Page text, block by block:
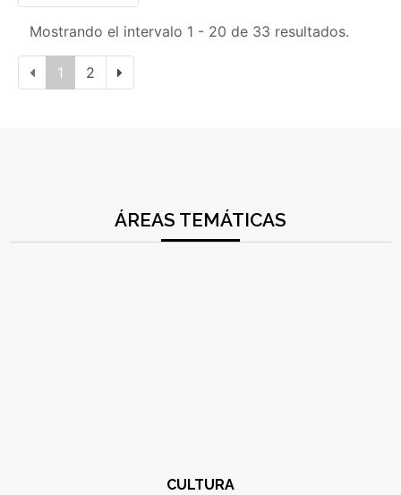
Mostrando el intervalo 1 - 20 de 33 resultados.
1 2
ÁREAS TEMÁTICAS
CULTURA